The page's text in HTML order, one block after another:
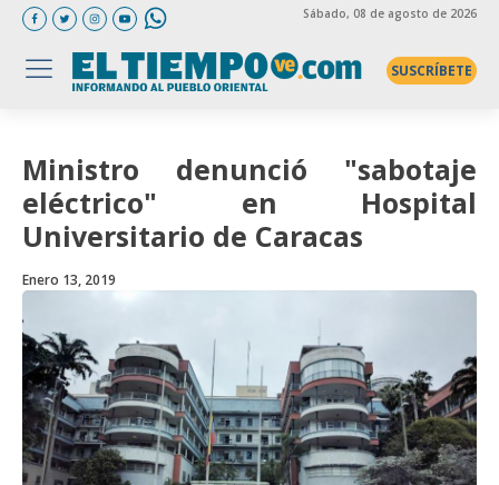
Sábado, 08 de agosto de 2026
SUSCRÍBETE
Ministro denunció "sabotaje
eléctrico" en Hospital
Universitario de Caracas
Enero 13, 2019